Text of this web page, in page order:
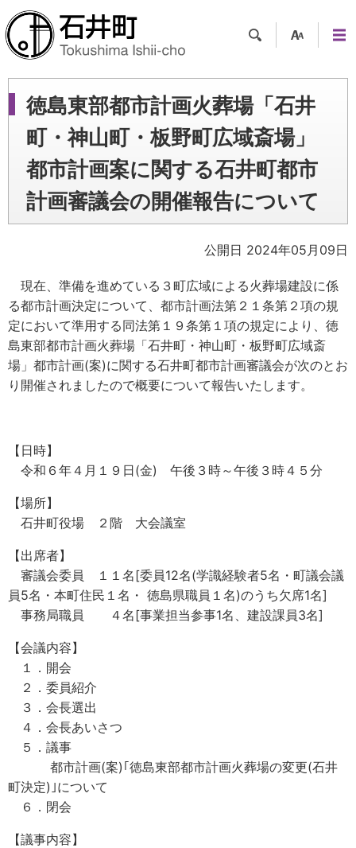
ツー
ル
ュー
徳島東部都市計画火葬場「石井
町・神山町・板野町広域斎場」
都市計画案に関する石井町都市
計画審議会の開催報告について
公開日 2024年05月09日
現在、準備を進めている３町広域による火葬場建設に係
る都市計画決定について、都市計画法第２１条第２項の規
定において準用する同法第１９条第１項の規定により、徳
島東部都市計画火葬場「石井町・神山町・板野町広域斎
場」都市計画(案)に関する石井町都市計画審議会が次のとお
り開催されましたので概要について報告いたします。
【日時】
令和６年４月１９日(金) 午後３時～午後３時４５分
【場所】
石井町役場 ２階 大会議室
【出席者】
審議会委員 １１名[委員12名(学識経験者5名・町議会議
員5名・本町住民１名・ 徳島県職員１名)のうち欠席1名]
事務局職員 ４名[事業担当参事1名、建設課員3名]
【会議内容】
１．開会
２．委員紹介
３．会長選出
４．会長あいさつ
５．議事
都市計画(案)｢徳島東部都市計画火葬場の変更(石井
町決定)｣について
６．閉会
【議事内容】